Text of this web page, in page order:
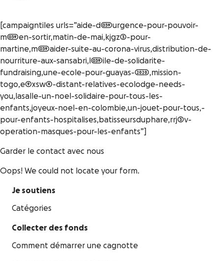
[campaigntiles urls=”aide-d039urgence-pour-pouvoir-
m039en-sortir,matin-de-mai,kjgz3-pour-
martine,m039aider-suite-au-corona-virus,distribution-de-
nourriture-aux-sansabri,l039ile-de-solidarite-
fundraising,une-ecole-pour-guayas-2020,mission-
togo,e9xsw4-distant-relatives-ecolodge-needs-
you,lasalle-un-noel-solidaire-pour-tous-les-
enfants,joyeux-noel-en-colombie,un-jouet-pour-tous,-
pour-enfants-hospitalises,batisseursduphare,rrj3v-
operation-masques-pour-les-enfants”]
Garder le contact avec nous
Oops! We could not locate your form.
Je soutiens
Catégories
Collecter des fonds
Comment démarrer une cagnotte